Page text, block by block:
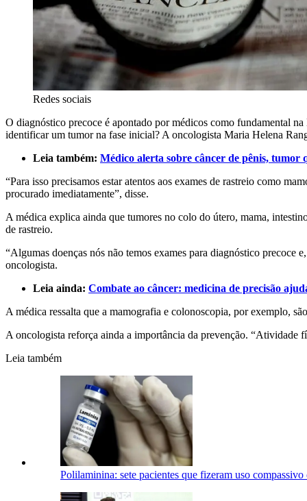
Redes sociais
O diagnóstico precoce é apontado por médicos como fundamental
identificar um tumor na fase inicial? A oncologista Maria Helena
Leia também: Médico alerta sobre câncer de pênis, tumor
“Para isso precisamos estar atentos aos exames de rastreio como
procurado imediatamente”, disse.
A médica explica ainda que tumores no colo do útero, mama,
de rastreio.
“Algumas doenças nós não temos exames para diagnóstico precoce
oncologista.
Leia ainda: Combate ao câncer: medicina de precisão
A médica ressalta que a mamografia e colonoscopia, por exemplo,
A oncologista reforça ainda a importância da prevenção. “Atividade
Leia também
Polilaminina: sete pacientes que fizeram uso compassivo